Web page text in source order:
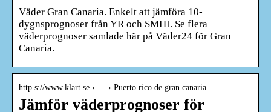
Väder Gran Canaria. Enkelt att jämföra 10-
dygnsprognoser från YR och SMHI. Se flera
väderprognoser samlade här på Väder24 för Gran
Canaria.
http s://www.klart.se › … › Puerto rico de gran canaria
Jämför väderprognoser för